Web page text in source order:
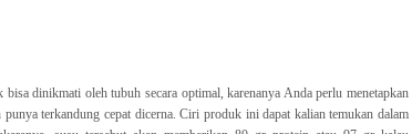
dinikmati oleh tubuh secara optimal, karenanya Anda perlu menetapkan
terkandung cepat dicerna. Ciri produk ini dapat kalian temukan dalam